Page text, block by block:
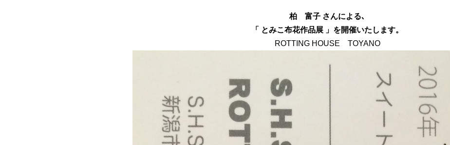
柏 富子 さんによる､
「 とみこ布花作品展 」を開催いたします。
ROTTING HOUSE TOYANO